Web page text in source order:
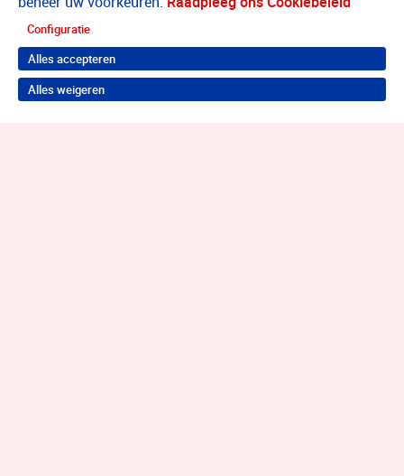
Configuratie
Alles accepteren
Alles weigeren